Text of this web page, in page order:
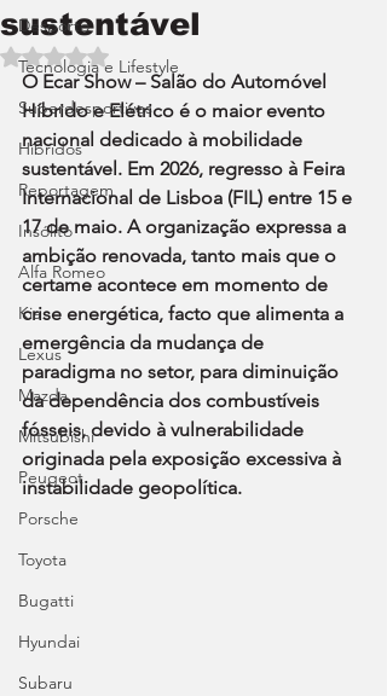
Desporto
Tecnologia e Lifestyle
Superdesportivos
Híbridos
Reportagem
Insólito
Alfa Romeo
Kia
Lexus
Mazda
Mitsubishi
Peugeot
Porsche
Toyota
Bugatti
Hyundai
Subaru
sustentável
Avaliado com NaN de 5 estrelas.
O Ecar Show – Salão do Automóvel
Híbrido e Elétrico é o maior evento
nacional dedicado à mobilidade
sustentável. Em 2026, regresso à Feira
Internacional de Lisboa (FIL) entre 15 e
17 de maio. A organização expressa a
ambição renovada, tanto mais que o
certame acontece em momento de
crise energética, facto que alimenta a
emergência da mudança de
paradigma no setor, para diminuição
da dependência dos combustíveis
fósseis, devido à vulnerabilidade
originada pela exposição excessiva à
instabilidade geopolítica.